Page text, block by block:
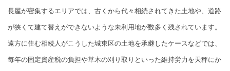
長屋が密集するエリアでは、古くから代々相続されてきた土地や、道路
が狭くて建て替えができないような未利用地が数多く残されています。
遠方に住む相続人がこうした城東区の土地を承継したケースなどでは、
毎年の固定資産税の負担や草木の刈り取りといった維持労力を天秤にか